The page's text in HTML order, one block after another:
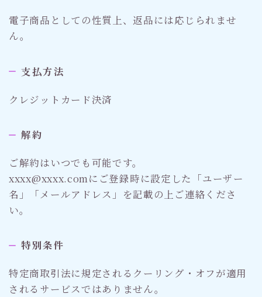
電子商品としての性質上、返品には応じられませ
ん。
支払方法
クレジットカード決済
解約
ご解約はいつでも可能です。
xxxx@xxxx.comにご登録時に設定した「ユーザー
名」「メールアドレス」を記載の上ご連絡くださ
い。
特別条件
特定商取引法に規定されるクーリング・オフが適用
されるサービスではありません。